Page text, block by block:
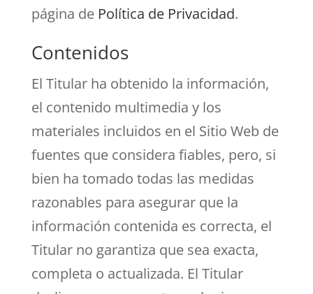
página de Política de Privacidad.
Contenidos
El Titular ha obtenido la información,
el contenido multimedia y los
materiales incluidos en el Sitio Web de
fuentes que considera fiables, pero, si
bien ha tomado todas las medidas
razonables para asegurar que la
información contenida es correcta, el
Titular no garantiza que sea exacta,
completa o actualizada. El Titular